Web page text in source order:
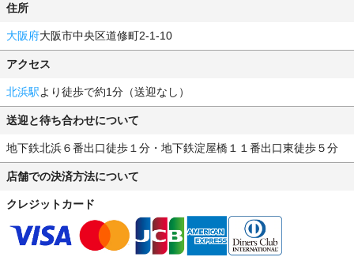
住所
大阪府大阪市中央区道修町2-1-10
アクセス
北浜駅より徒歩で約1分（送迎なし）
送迎と待ち合わせについて
地下鉄北浜６番出口徒歩１分・地下鉄淀屋橋１１番出口東徒歩５分
店舗での決済方法について
クレジットカード